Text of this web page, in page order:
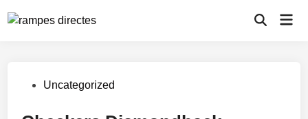
to
Open
PostedUncategorized